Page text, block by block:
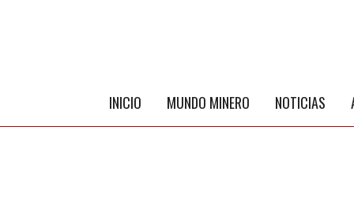
INICIO MUNDO MINERO NOTICIAS